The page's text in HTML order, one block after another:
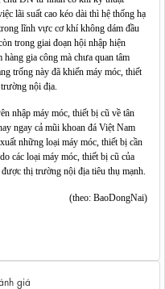
lãi suất cao kéo dài thì hệ thống hạ
lĩnh vực cơ khí không dám đầu
trong giai đoạn hội nhập hiện
gia công mà chưa quan tâm
trống này đã khiến máy móc, thiết
nội địa.
nhập máy móc, thiết bị cũ về tân
ngay cả mũi khoan đá Việt Nam
những loại máy móc, thiết bị cần
các loại máy móc, thiết bị cũ của
thị trường nội địa tiêu thụ mạnh.
(theo: BaoDongNai)
giá